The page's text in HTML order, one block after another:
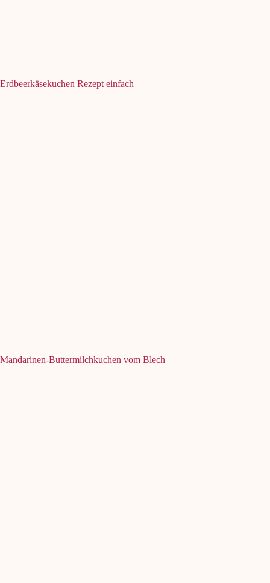
Erdbeerkäsekuchen Rezept einfach
Mandarinen-Buttermilchkuchen vom Blech